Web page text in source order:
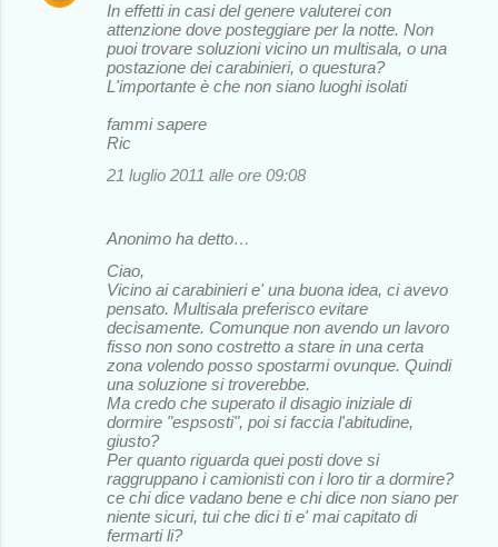
In effetti in casi del genere valuterei con
attenzione dove posteggiare per la notte. Non
puoi trovare soluzioni vicino un multisala, o una
postazione dei carabinieri, o questura?
L'importante è che non siano luoghi isolati
fammi sapere
Ric
21 luglio 2011 alle ore 09:08
Anonimo ha detto…
Ciao,
Vicino ai carabinieri e' una buona idea, ci avevo
pensato. Multisala preferisco evitare
decisamente. Comunque non avendo un lavoro
fisso non sono costretto a stare in una certa
zona volendo posso spostarmi ovunque. Quindi
una soluzione si troverebbe.
Ma credo che superato il disagio iniziale di
dormire "espsosti", poi si faccia l'abitudine,
giusto?
Per quanto riguarda quei posti dove si
raggruppano i camionisti con i loro tir a dormire?
ce chi dice vadano bene e chi dice non siano per
niente sicuri, tui che dici ti e' mai capitato di
fermarti li?